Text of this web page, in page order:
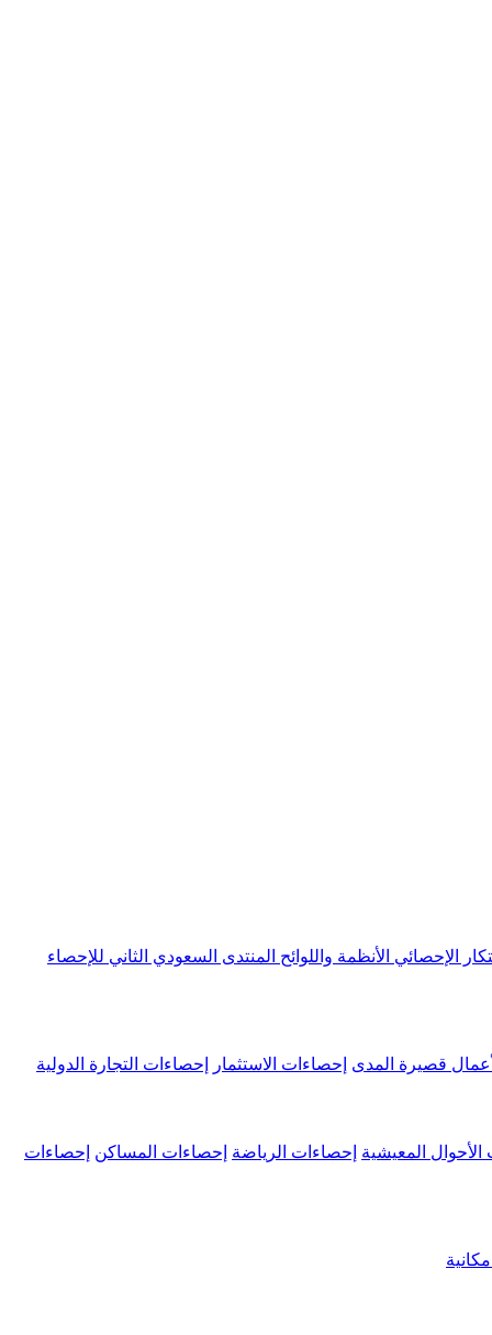
الإحصائي الأنظمة واللوائح المنتدى السعودي الثاني للإحصاء
قصيرة المدى إحصاءات الاستثمار إحصاءات التجارة الدولية
الأحوال المعيشية إحصاءات الرياضة إحصاءات المساكن إحصاءات